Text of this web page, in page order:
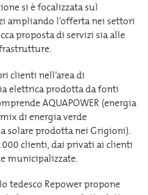
si è focalizzata sul
ampliando l’offerta nei settori
proposta di servizi sia alle
clienti nell’area di
elettrica prodotta da fonti
AQUAPOWER (energia
di energia verde
solare prodotta nei Grigioni).
clienti, dai privati ai clienti
municipalizzate.
tedesco Repower propone